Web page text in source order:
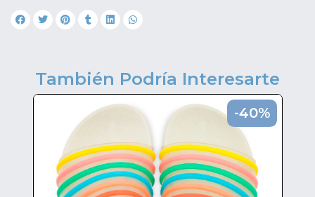
También Podría Interesarte
-40%